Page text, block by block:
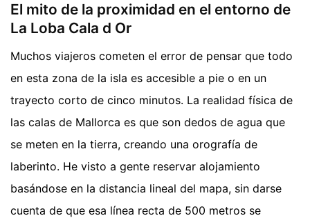
El mito de la proximidad en el entorno de
La Loba Cala d Or
Muchos viajeros cometen el error de pensar que todo
en esta zona de la isla es accesible a pie o en un
trayecto corto de cinco minutos. La realidad física de
las calas de Mallorca es que son dedos de agua que
se meten en la tierra, creando una orografía de
laberinto. He visto a gente reservar alojamiento
basándose en la distancia lineal del mapa, sin darse
cuenta de que esa línea recta de 500 metros se